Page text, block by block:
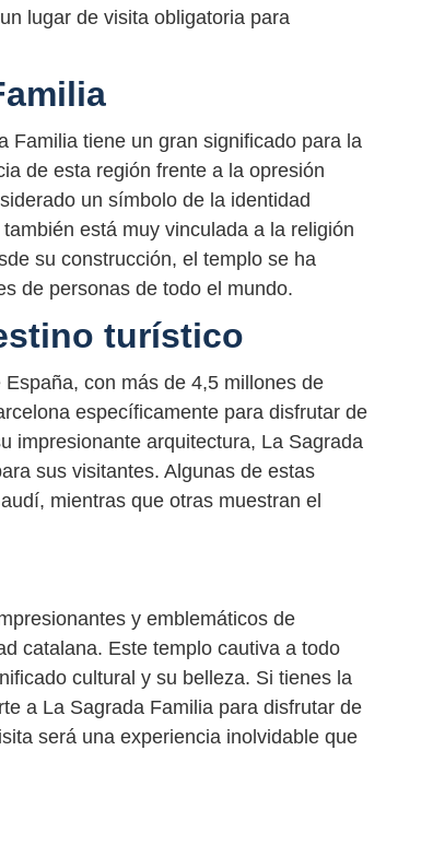
lugar de visita obligatoria para
Familia tiene un gran significado para la
de esta región frente a la opresión
un símbolo de la identidad
está muy vinculada a la religión
su construcción, el templo se ha
de personas de todo el mundo.
turístico
con más de 4,5 millones de
específicamente para disfrutar de
impresionante arquitectura, La Sagrada
sus visitantes. Algunas de estas
mientras que otras muestran el
y emblemáticos de
catalana. Este templo cautiva a todo
cultural y su belleza. Si tienes la
a La Sagrada Familia para disfrutar de
será una experiencia inolvidable que